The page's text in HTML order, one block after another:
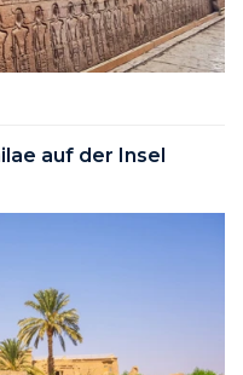
auf der Insel